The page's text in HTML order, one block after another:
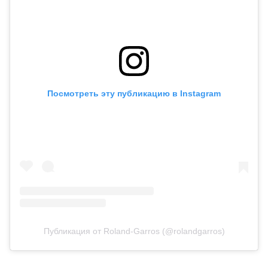
Посмотреть эту публикацию в Instagram
Публикация от Roland-Garros (@rolandgarros)